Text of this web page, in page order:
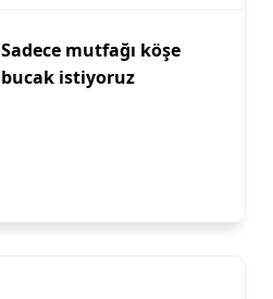
Sadece mutfağı köşe
bucak istiyoruz